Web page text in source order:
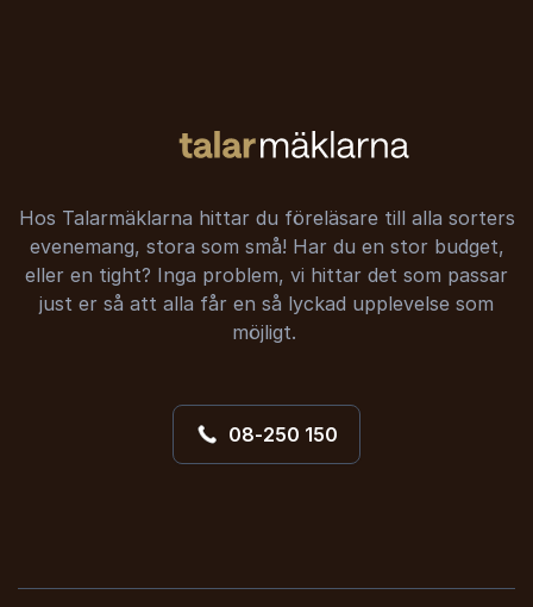
Hos Talarmäklarna hittar du föreläsare till alla sorters
evenemang, stora som små! Har du en stor budget,
eller en tight? Inga problem, vi hittar det som passar
just er så att alla får en så lyckad upplevelse som
möjligt.
08-250 150